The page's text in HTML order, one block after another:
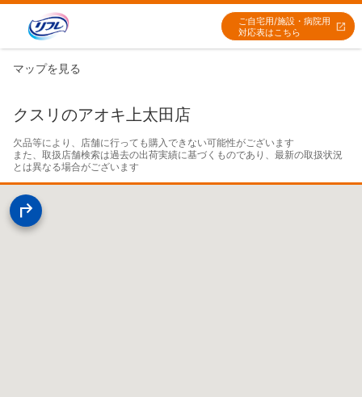
ご自宅用/施設・病院用
対応表はこちら
マップを見る
クスリのアオキ上太田店
欠品等により、店舗に行っても購入できない可能性がございます
また、取扱店舗検索は過去の出荷実績に基づくものであり、最新の取扱状況
とは異なる場合がございます